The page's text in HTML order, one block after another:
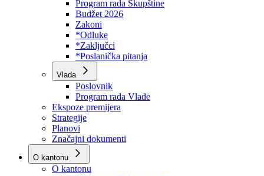
Skupština
Poslovnik
Program rada Skupštine
Budžet 2026
Zakoni
*Odluke
*Zaključci
*Poslanička pitanja
Vlada
Poslovnik
Program rada Vlade
Ekspoze premijera
Strategije
Planovi
Značajni dokumenti